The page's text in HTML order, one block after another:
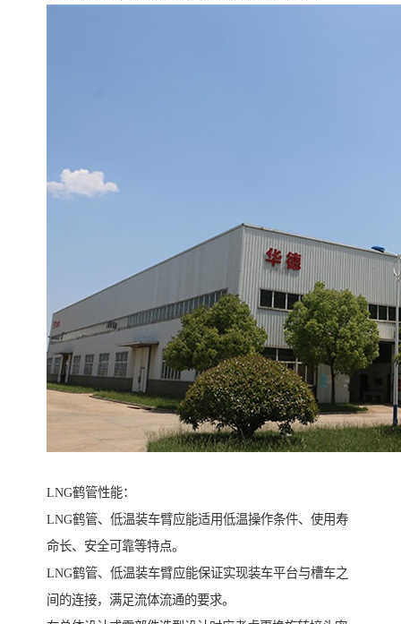
LNG鹤管性能：
LNG鹤管、低温装车臂应能适用低温操作条件、使用寿
命长、安全可靠等特点。
LNG鹤管、低温装车臂应能保证实现装车平台与槽车之
间的连接，满足流体流通的要求。